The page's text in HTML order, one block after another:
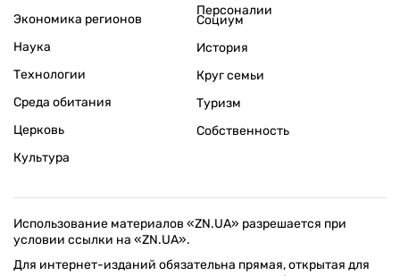
Экономика регионов
Персоналии
Наука
Технологии
Среда обитания
Церковь
Культура
Социум
История
Круг семьи
Туризм
Собственность
Использование материалов «ZN.UA» разрешается при
условии ссылки на «ZN.UA».
Для интернет-изданий обязательна прямая, открытая для